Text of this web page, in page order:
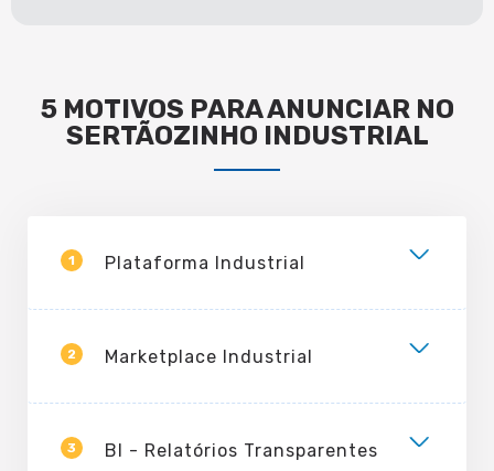
5 MOTIVOS PARA ANUNCIAR NO
SERTÃOZINHO INDUSTRIAL
1 Plataforma Industrial
2 Marketplace Industrial
3 BI - Relatórios Transparentes